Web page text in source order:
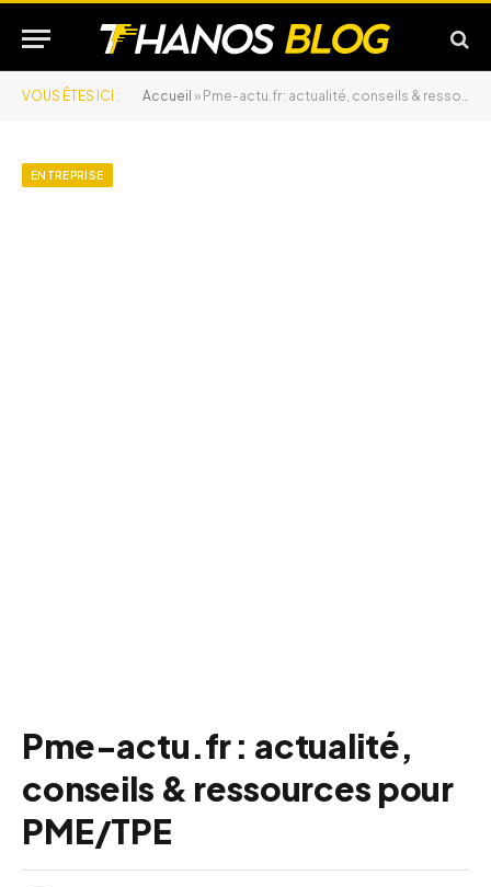
VOUS ÊTES ICI : Accueil » Pme-actu.fr : actualité, conseils & ressources pour PME/TPE
ENTREPRISE
Pme-actu.fr : actualité,
conseils & ressources pour
PME/TPE